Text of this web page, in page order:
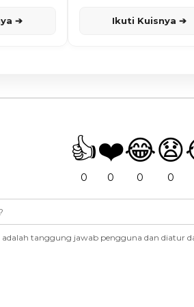
➔ Ikuti Kuisnya ➔
👍
0
❤️
0
😂
0
😧
0
tanggung jawab pengguna dan diatur